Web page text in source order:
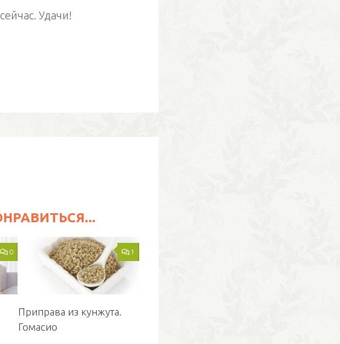
Удачи!
0 1
Приправа из кунжута.
Гомасио